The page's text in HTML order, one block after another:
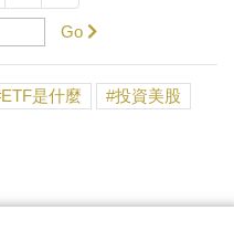
Go
ETF是什麼
投資美股